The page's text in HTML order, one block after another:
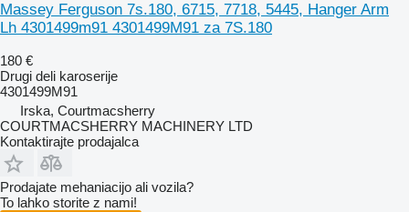
Massey Ferguson 7s.180, 6715, 7718, 5445, Hanger Arm
Lh 4301499m91 4301499M91 za 7S.180
180 €
Drugi deli karoserije
4301499M91
Irska, Courtmacsherry
COURTMACSHERRY MACHINERY LTD
Kontaktirajte prodajalca
Prodajate mehaniacijo ali vozila?
To lahko storite z nami!